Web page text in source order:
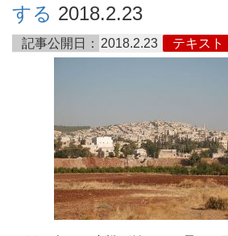
する 2018.2.23
記事公開日： 2018.2.23 テキスト